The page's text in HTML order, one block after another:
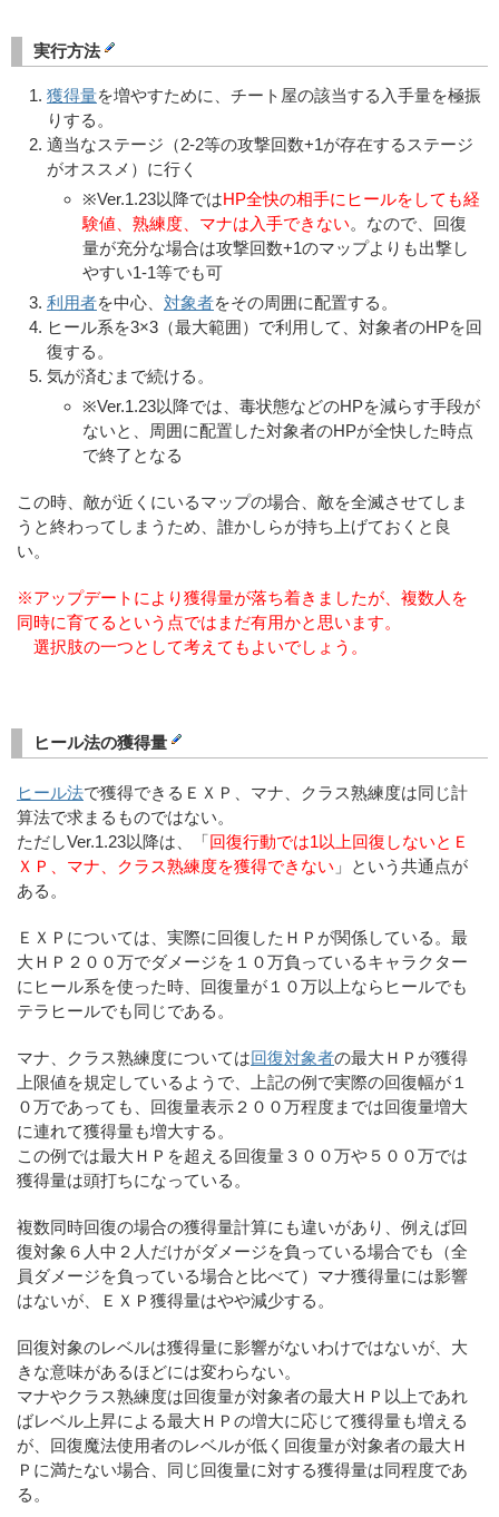
実行方法
獲得量を増やすために、チート屋の該当する入手量を極振
りする。
適当なステージ（2-2等の攻撃回数+1が存在するステージ
がオススメ）に行く
※Ver.1.23以降ではHP全快の相手にヒールをしても経
験値、熟練度、マナは入手できない。なので、回復
量が充分な場合は攻撃回数+1のマップよりも出撃し
やすい1-1等でも可
利用者を中心、 対象者をその周囲に配置する。
ヒール系を3×3（最大範囲）で利用して、対象者のHPを回
復する。
気が済むまで続ける。
※Ver.1.23以降では、毒状態などのHPを減らす手段が
ないと、周囲に配置した対象者のHPが全快した時点
で終了となる
この時、敵が近くにいるマップの場合、敵を全滅させてしま
うと終わってしまうため、誰かしらが持ち上げておくと良
い。
※アップデートにより獲得量が落ち着きましたが、複数人を
同時に育てるという点ではまだ有用かと思います。
選択肢の一つとして考えてもよいでしょう。
ヒール法の獲得量
ヒール法で獲得できるＥＸＰ、マナ、クラス熟練度は同じ計
算法で求まるものではない。
ただしVer.1.23以降は、「回復行動では1以上回復しないとＥ
ＸＰ、マナ、クラス熟練度を獲得できない 」という共通点が
ある。
ＥＸＰについては、実際に回復したＨＰが関係している。最
大ＨＰ２００万でダメージを１０万負っているキャラクター
にヒール系を使った時、回復量が１０万以上ならヒールでも
テラヒールでも同じである。
マナ、クラス熟練度については回復対象者の最大ＨＰが獲得
上限値を規定しているようで、上記の例で実際の回復幅が１
０万であっても、回復量表示２００万程度までは回復量増大
に連れて獲得量も増大する。
この例では最大ＨＰを超える回復量３００万や５００万では
獲得量は頭打ちになっている。
複数同時回復の場合の獲得量計算にも違いがあり、例えば回
復対象６人中２人だけがダメージを負っている場合でも（全
員ダメージを負っている場合と比べて）マナ獲得量には影響
はないが、ＥＸＰ獲得量はやや減少する。
回復対象のレベルは獲得量に影響がないわけではないが、大
きな意味があるほどには変わらない。
マナやクラス熟練度は回復量が対象者の最大ＨＰ以上であれ
ばレベル上昇による最大ＨＰの増大に応じて獲得量も増える
が、回復魔法使用者のレベルが低く回復量が対象者の最大Ｈ
Ｐに満たない場合、同じ回復量に対する獲得量は同程度であ
る。